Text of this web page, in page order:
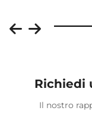
Richiedi
Il nostro